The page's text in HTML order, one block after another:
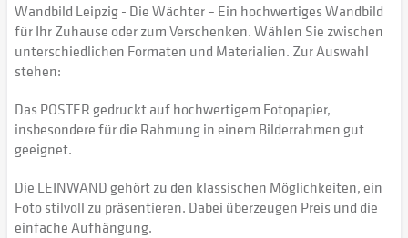
Wandbild Leipzig - Die Wächter – Ein hochwertiges Wandbild
für Ihr Zuhause oder zum Verschenken. Wählen Sie zwischen
unterschiedlichen Formaten und Materialien. Zur Auswahl
stehen:
Das POSTER gedruckt auf hochwertigem Fotopapier,
insbesondere für die Rahmung in einem Bilderrahmen gut
geeignet.
Die LEINWAND gehört zu den klassischen Möglichkeiten, ein
Foto stilvoll zu präsentieren. Dabei überzeugen Preis und die
einfache Aufhängung.